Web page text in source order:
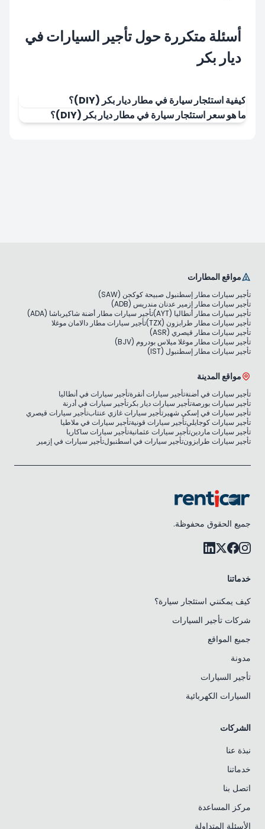
أسئلة متكررة حول تأجير السيارات في
ديار بكر
كيفية استئجار سيارة في مطار ديار بكر (DIY)؟
ما هو سعر استئجار سيارة في مطار ديار بكر (DIY)؟
مواقع المطارات
تأجير سيارات مطار إسطنبول صبيحة كوكجن (SAW)
تأجير سيارات مطار إزمير عدنان مندريس (ADB)
تأجير سيارات مطار أنطاليا (AYT)
تأجير سيارات مطار أضنة شاكيرباشا (ADA)
تأجير سيارات مطار طرابزون (TZX)
تأجير سيارات مطار دالامان موغلا
تأجير سيارات مطار قيصري (ASR)
تأجير سيارات مطار موغلا ميلاس بودروم (BJV)
تأجير سيارات مطار إسطنبول (IST)
مواقع المدينة
تأجير سيارات في أضنةتأجير سيارات أنقرةتأجير سيارات في أنطاليا
تأجير سيارات بورصةتأجير سيارات ديار بكرتأجير سيارات في أدرنة
تأجير سيارات في إسكي شهيرتأجير سيارات غازي عنتابتأجير سيارات قيصري
تأجير سيارات كوجايليتأجير سيارات قونيةتأجير سيارات في ملاطيا
تأجير سيارات ماردينتأجير سيارات عثمانيةتأجير سيارات ساكاريا
تأجير سيارات طرابزونتأجير سيارات في اسطنبولتأجير سيارات في إزمير
جميع الحقوق محفوظة.
خدماتنا
كيف يمكنني استئجار سيارة؟
شركات تأجير السيارات
جميع المواقع
مدونة
تأجير السيارات
السيارات الكهربائية
الشركات
نبذة عنا
خدماتنا
اتصل بنا
مركز المساعدة
الأسئلة المتداولة